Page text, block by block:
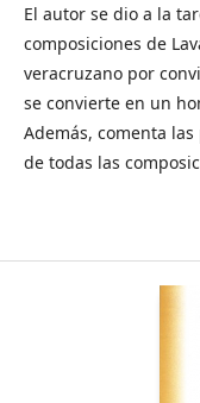
El autor se dio a la
composiciones de
veracruzano por
se convierte en un
Además, comenta
de todas las